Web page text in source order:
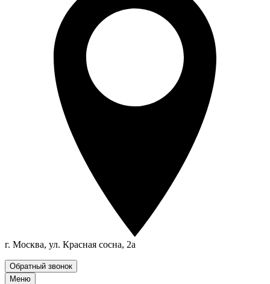
г. Москва, ул. Красная сосна, 2а
Обратный звонок
Меню